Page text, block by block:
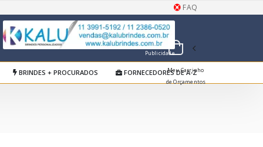
FAQ
Publicidade
Meu Carrinho
de Orçamentos
BRINDES + PROCURADOS FORNECEDORES DE A-Z